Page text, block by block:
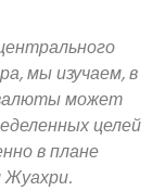
мы изучаем, в
может
целей
в плане
Жуахри.